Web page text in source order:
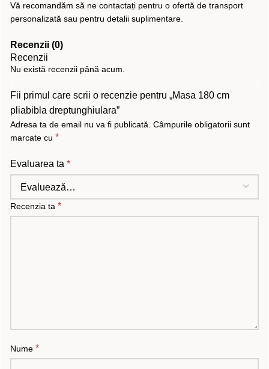
Vă recomandăm să ne contactați pentru o ofertă de transport
personalizată sau pentru detalii suplimentare.
Recenzii (0)
Recenzii
Nu există recenzii până acum.
Fii primul care scrii o recenzie pentru „Masa 180 cm
pliabibla dreptunghiulara”
Adresa ta de email nu va fi publicată. Câmpurile obligatorii sunt
marcate cu *
Evaluarea ta *
Recenzia ta *
Nume *